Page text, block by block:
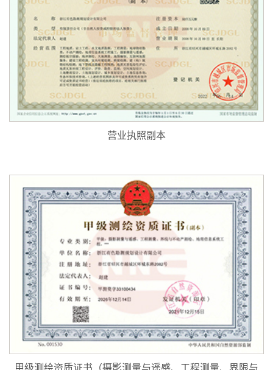
营业执照副本
甲级测绘资质证书（摄影测量与遥感、工程测量、界限与